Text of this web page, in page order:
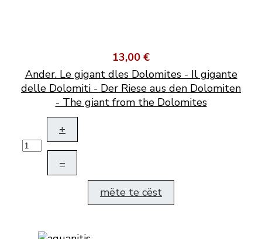
13,00 €
Ander. Le gigant dles Dolomites - Il gigante
delle Dolomiti - Der Riese aus den Dolomiten
- The giant from the Dolomites
+
–
mëte te cëst